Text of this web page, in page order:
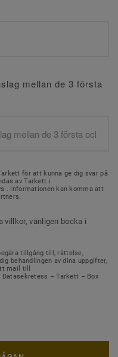
mellan de 3 första
för att kunna ge dig svar på
av Tarkett i
. Informationen kan komma att
villkor, vänligen bocka i
tillgång till, rättelse,
behandlingen av dina uppgifter,
mail till
– Tarkett – Box